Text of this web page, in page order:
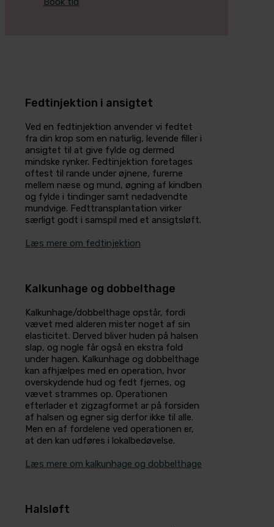
Fedtinjektion i ansigtet
Ved en fedtinjektion anvender vi fedtet
fra din krop som en naturlig, levende filler i
ansigtet til at give fylde og dermed
mindske rynker. Fedtinjektion foretages
oftest til rande under øjnene, furerne
mellem næse og mund, øgning af kindben
og fylde i tindinger samt nedadvendte
mundvige. Fedttransplantation virker
særligt godt i samspil med et ansigtsløft.
Læs mere om fedtinjektion
Kalkunhage og dobbelthage
Kalkunhage/dobbelthage opstår, fordi
vævet med alderen mister noget af sin
elasticitet. Derved bliver huden på halsen
slap, og nogle får også en ekstra fold
under hagen. Kalkunhage og dobbelthage
kan afhjælpes med en operation, hvor
overskydende hud og fedt fjernes, og
vævet strammes op. Operationen
efterlader et zigzagformet ar på forsiden
af halsen og egner sig derfor ikke til alle.
Men en af fordelene ved operationen er,
at den kan udføres i lokalbedøvelse.
Læs mere om kalkunhage og dobbelthage
Halsløft